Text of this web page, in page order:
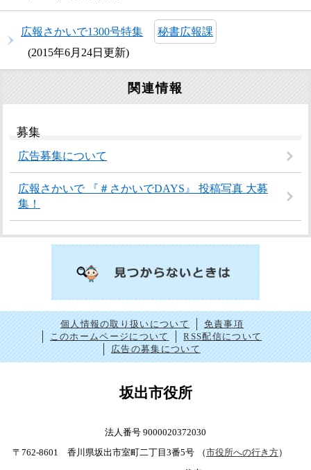
広報さかいで1300号特集
秘書広報課
2015年6月24日更新
関連情報
募集
広告募集について
広報さかいで 『＃さかいでDAYS』 投稿写真 大募
集！
個人情報の取り扱いについて
免責事項
このホームページについて
RSS配信について
広告の募集について
坂出市役所
法人番号 9000020372030
〒762-8601 香川県坂出市室町二丁目3番5号
（市役所への行き方）